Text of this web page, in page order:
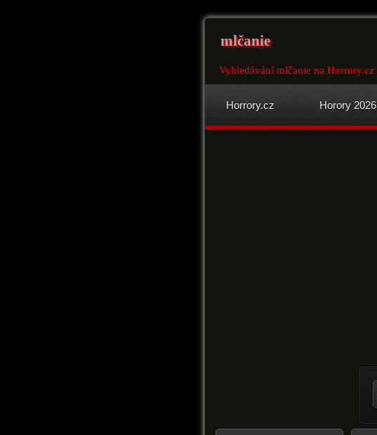
mlčanie
Vyhledávání mlčanie na Horrory.cz
Horrory.cz Horory 2026